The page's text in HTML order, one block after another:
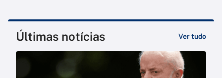
Últimas notícias Ver tudo